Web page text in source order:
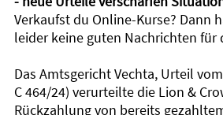
Verkaufst du Online-Kurse? Dann
leider keine guten Nachrichten für
Das Amtsgericht Vechta, Urteil
C 464/24) verurteilte die Lion &
Rückzahlung von bereits